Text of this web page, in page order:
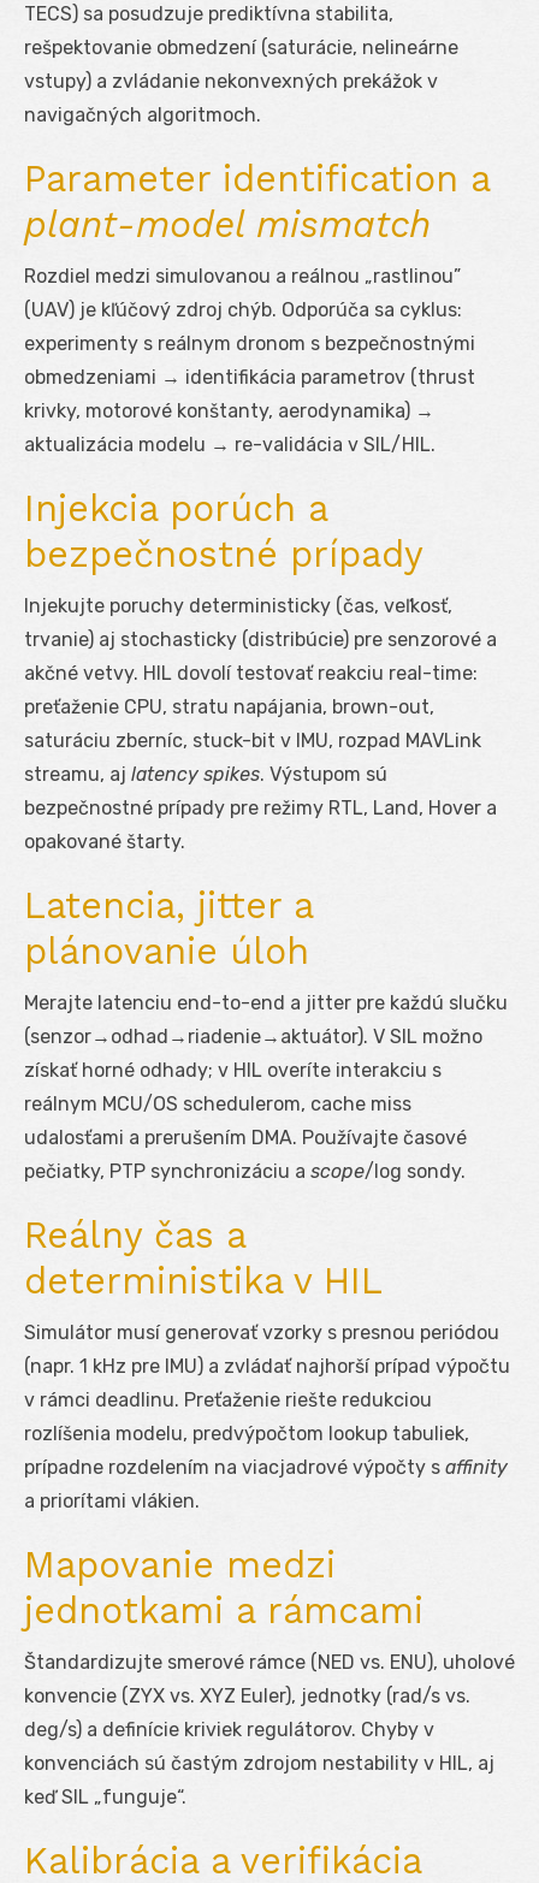
TECS) sa posudzuje prediktívna stabilita,
rešpektovanie obmedzení (saturácie, nelineárne
vstupy) a zvládanie nekonvexných prekážok v
navigačných algoritmoch.
Parameter identification a
plant-model mismatch
Rozdiel medzi simulovanou a reálnou „rastlinou”
(UAV) je kľúčový zdroj chýb. Odporúča sa cyklus:
experimenty s reálnym dronom s bezpečnostnými
obmedzeniami → identifikácia parametrov (thrust
krivky, motorové konštanty, aerodynamika) →
aktualizácia modelu → re-validácia v SIL/HIL.
Injekcia porúch a
bezpečnostné prípady
Injekujte poruchy deterministicky (čas, veľkosť,
trvanie) aj stochasticky (distribúcie) pre senzorové a
akčné vetvy. HIL dovolí testovať reakciu real-time:
preťaženie CPU, stratu napájania, brown-out,
saturáciu zberníc, stuck-bit v IMU, rozpad MAVLink
streamu, aj latency spikes. Výstupom sú
bezpečnostné prípady pre režimy RTL, Land, Hover a
opakované štarty.
Latencia, jitter a
plánovanie úloh
Merajte latenciu end-to-end a jitter pre každú slučku
(senzor→odhad→riadenie→aktuátor). V SIL možno
získať horné odhady; v HIL overíte interakciu s
reálnym MCU/OS schedulerom, cache miss
udalosťami a prerušením DMA. Používajte časové
pečiatky, PTP synchronizáciu a scope/log sondy.
Reálny čas a
deterministika v HIL
Simulátor musí generovať vzorky s presnou periódou
(napr. 1 kHz pre IMU) a zvládať najhorší prípad výpočtu
v rámci deadlinu. Preťaženie riešte redukciou
rozlíšenia modelu, predvýpočtom lookup tabuliek,
prípadne rozdelením na viacjadrové výpočty s affinity
a priorítami vlákien.
Mapovanie medzi
jednotkami a rámcami
Štandardizujte smerové rámce (NED vs. ENU), uholové
konvencie (ZYX vs. XYZ Euler), jednotky (rad/s vs.
deg/s) a definície kriviek regulátorov. Chyby v
konvenciách sú častým zdrojom nestability v HIL, aj
keď SIL „funguje“.
Kalibrácia a verifikácia